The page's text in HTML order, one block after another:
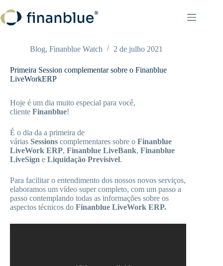
para
o
Blog, Finanblue Watch 2 de julho 2021
Primeira Session complementar sobre o Finanblue
LiveWorkERP
Hoje é um dia muito especial para você,
cliente Finanblue!
É o dia da a primeira de
várias Sessions complementares sobre o Finanblue
LiveWork ERP, Finanblue LiveBank, Finanblue
LiveSign e Liquidação Previsível.
Para facilitar o entendimento dos nossos novos serviços,
elaboramos um vídeo super completo, com um passo a
passo contemplando todas as informações sobre os
aspectos técnicos do Finanblue LiveWork ERP.